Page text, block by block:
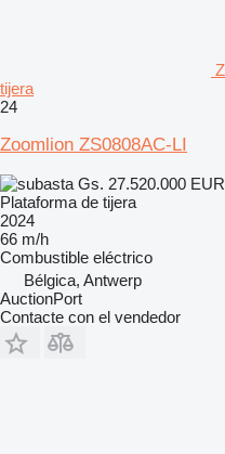
tijera
24
Zoomlion ZS0808AC-LI
Gs. 27.520.000
Plataforma de tijera
2024
66 m/h
Combustible eléctrico
Bélgica, Antwerp
AuctionPort
Contacte con el vendedor